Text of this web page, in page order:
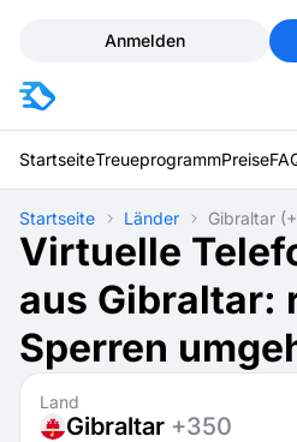
Anmelden
StartseiteTreueprogrammPreise
Startseite Länder Gibraltar
Virtuelle
aus Gibraltar:
Sperren
Land
Gibraltar +350